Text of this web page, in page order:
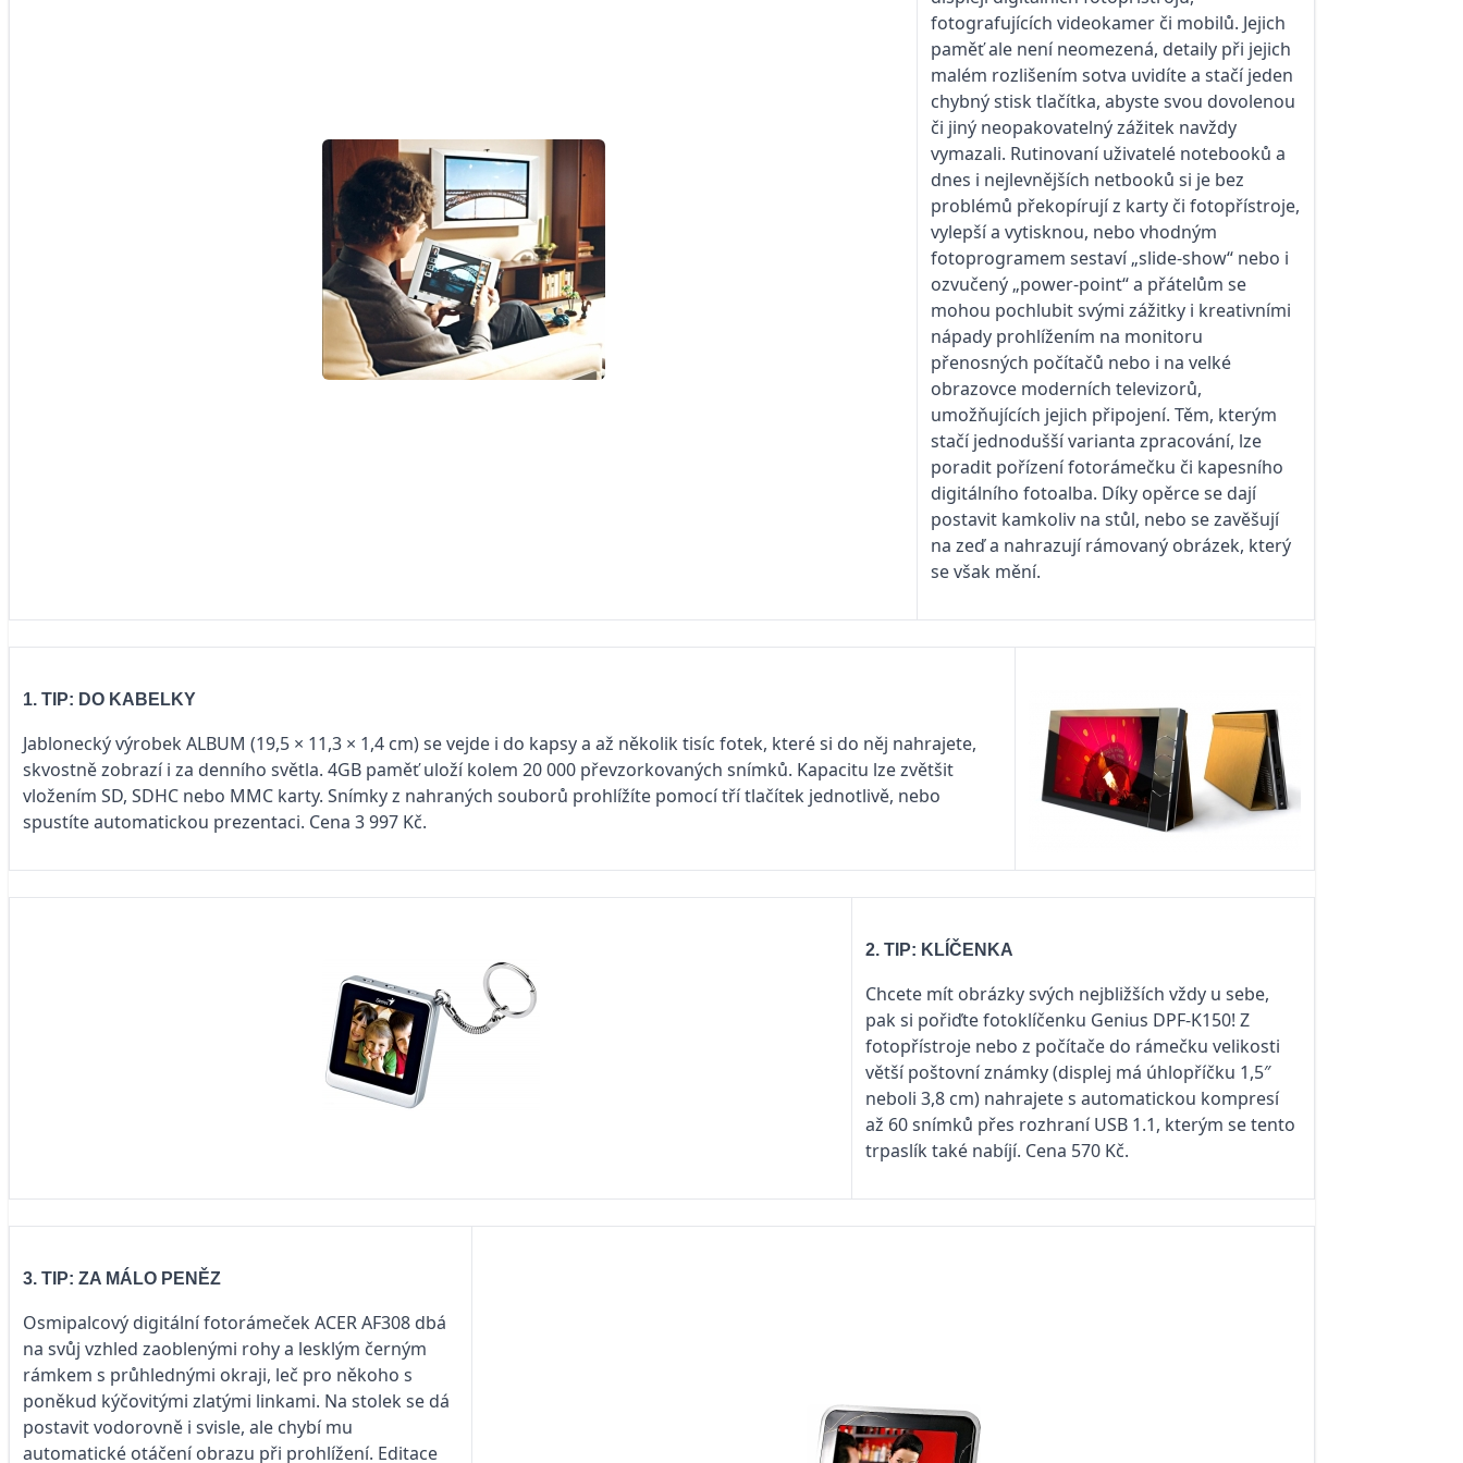
fotografujících videokamer či mobilů. Jejich
paměť ale není neomezená, detaily při jejich
malém rozlišením sotva uvidíte a stačí jeden
chybný stisk tlačítka, abyste svou dovolenou
či jiný neopakovatelný zážitek navždy
vymazali. Rutinovaní uživatelé notebooků a
dnes i nejlevnějších netbooků si je bez
problémů překopírují z karty či fotopřístroje,
vylepší a vytisknou, nebo vhodným
fotoprogramem sestaví „slide-show“ nebo i
ozvučený „power-point“ a přátelům se
mohou pochlubit svými zážitky i kreativními
nápady prohlížením na monitoru
přenosných počítačů nebo i na velké
obrazovce moderních televizorů,
umožňujících jejich připojení. Těm, kterým
stačí jednodušší varianta zpracování, lze
poradit pořízení fotorámečku či kapesního
digitálního fotoalba. Díky opěrce se dají
postavit kamkoliv na stůl, nebo se zavěšují
na zeď a nahrazují rá­movaný obrázek, který
se však mění.
1. TIP: DO KABELKY
Jablonecký výrobek ALBUM (19,5 × 11,3 × 1,4 cm) se vejde i do kapsy a až několik tisíc fotek, které si do něj nahrajete,
skvostně zobrazí i za denního světla. 4GB paměť uloží kolem 20 000 převzorkovaných snímků. Kapacitu lze zvětšit
vložením SD, SDHC nebo MMC karty. Snímky z nahraných souborů prohlížíte pomocí tří tlačítek jednotlivě, nebo
spustíte automatickou prezentaci. Cena 3 997 Kč.
2. TIP: KLÍČENKA
Chcete mít obrázky svých nejbližších vždy u sebe,
pak si pořiďte fotoklíčenku Genius DPF-K150! Z
fotopřístroje nebo z počítače do rámečku velikosti
větší poštovní známky (displej má úhlopříčku 1,5″
neboli 3,8 cm) nahrajete s automatickou kompresí
až 60 snímků přes rozhraní USB 1.1, kterým se tento
trpaslík také nabíjí. Cena 570 Kč.
3. TIP: ZA MÁLO PENĚZ
Osmipalcový digitální fotorámeček ACER AF308 dbá
na svůj vzhled zaoblenými rohy a lesklým černým
rámkem s průhlednými okraji, leč pro někoho s
poněkud kýčovitými zlatými linkami. Na stolek se dá
postavit vodorovně i svisle, ale chybí mu
automatické otáčení obrazu při prohlížení. Editace